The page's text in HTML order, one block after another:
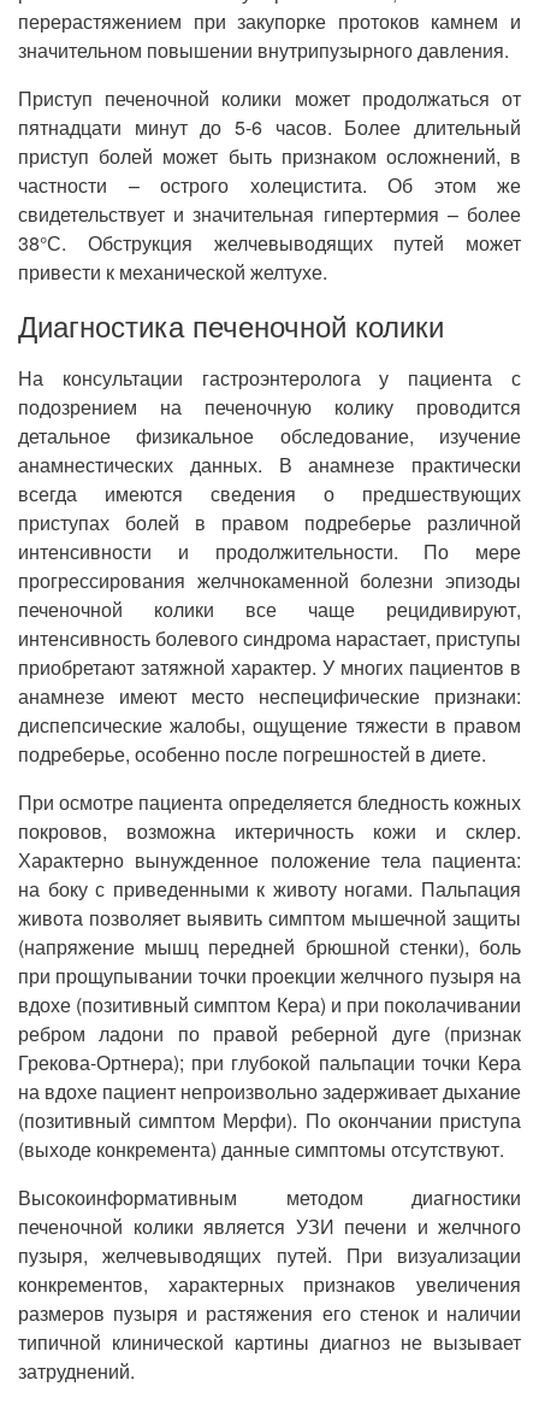
перерастяжением при закупорке протоков камнем и
значительном повышении внутрипузырного давления.
Приступ печеночной колики может продолжаться от
пятнадцати минут до 5-6 часов. Более длительный
приступ болей может быть признаком осложнений, в
частности – острого холецистита. Об этом же
свидетельствует и значительная гипертермия – более
38°С. Обструкция желчевыводящих путей может
привести к механической желтухе.
Диагностика печеночной колики
На консультации гастроэнтеролога у пациента с
подозрением на печеночную колику проводится
детальное физикальное обследование, изучение
анамнестических данных. В анамнезе практически
всегда имеются сведения о предшествующих
приступах болей в правом подреберье различной
интенсивности и продолжительности. По мере
прогрессирования желчнокаменной болезни эпизоды
печеночной колики все чаще рецидивируют,
интенсивность болевого синдрома нарастает, приступы
приобретают затяжной характер. У многих пациентов в
анамнезе имеют место неспецифические признаки:
диспепсические жалобы, ощущение тяжести в правом
подреберье, особенно после погрешностей в диете.
При осмотре пациента определяется бледность кожных
покровов, возможна иктеричность кожи и склер.
Характерно вынужденное положение тела пациента:
на боку с приведенными к животу ногами. Пальпация
живота позволяет выявить симптом мышечной защиты
(напряжение мышц передней брюшной стенки), боль
при прощупывании точки проекции желчного пузыря на
вдохе (позитивный симптом Кера) и при поколачивании
ребром ладони по правой реберной дуге (признак
Грекова-Ортнера); при глубокой пальпации точки Кера
на вдохе пациент непроизвольно задерживает дыхание
(позитивный симптом Мерфи). По окончании приступа
(выходе конкремента) данные симптомы отсутствуют.
Высокоинформативным методом диагностики
печеночной колики является УЗИ печени и желчного
пузыря, желчевыводящих путей. При визуализации
конкрементов, характерных признаков увеличения
размеров пузыря и растяжения его стенок и наличии
типичной клинической картины диагноз не вызывает
затруднений.